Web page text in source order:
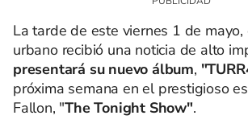
La tarde de este viernes 1 de
urbano recibió una noticia de alto
presentará su nuevo álbum,
próxima semana en el prestigioso
Fallon, "The Tonight Show".